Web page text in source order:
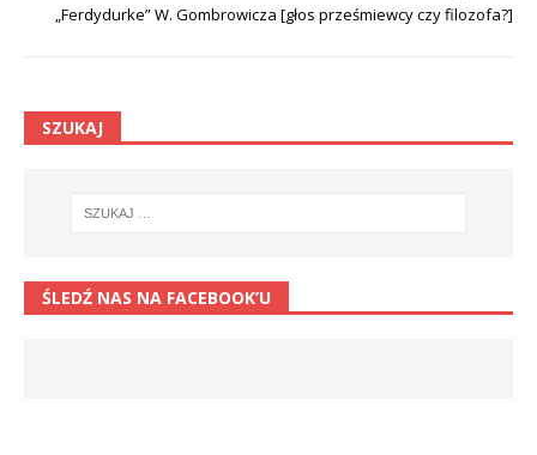
„Ferdydurke” W. Gombrowicza [głos prześmiewcy czy filozofa?]
SZUKAJ
ŚLEDŹ NAS NA FACEBOOK’U